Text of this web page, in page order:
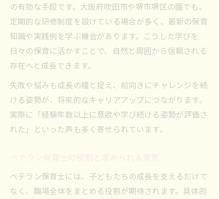
の有効な手段です。大阪府吹田市や堺市堺区の園でも、
定期的な研修制度を設けている場合が多く、最新の保育
知識や実践例を学ぶ機会があります。こうした学びを
日々の保育に活かすことで、自然と周囲から信頼される
存在へと成長できます。
失敗や悩みも成長の糧と捉え、前向きにチャレンジを続
ける姿勢が、将来的なキャリアアップにつながります。
実際に「経験年数以上に意欲や学び続ける姿勢が評価さ
れた」といった声も多く寄せられています。
ベテラン保育士の役割と求められる資質
ベテラン保育士には、子どもたちの成長を支えるだけで
なく、職場全体をまとめる役割が期待されます。具体的